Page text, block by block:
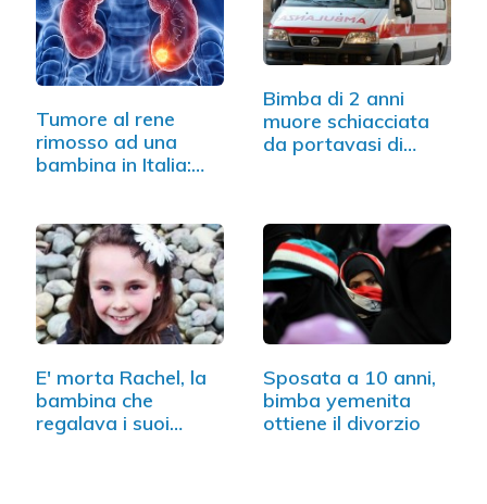
Tumore al rene
rimosso ad una
bambina in Italia:…
Bimba di 2 anni
muore schiacciata
da portavasi di
E' morta Rachel, la
bambina che
regalava i suoi…
Sposata a 10 anni,
bimba yemenita
ottiene il divorzio